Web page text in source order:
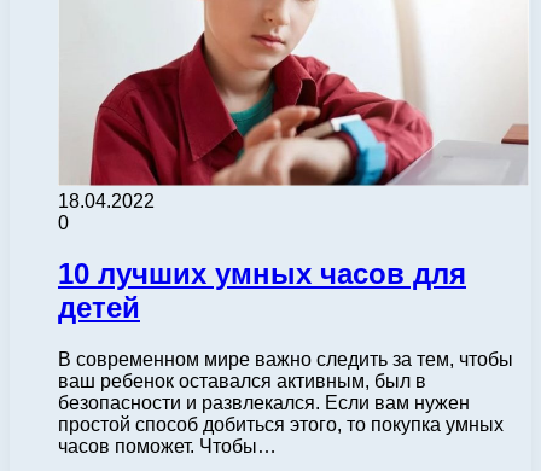
18.04.2022
0
10 лучших умных часов для
детей
В современном мире важно следить за тем, чтобы
ваш ребенок оставался активным, был в
безопасности и развлекался. Если вам нужен
простой способ добиться этого, то покупка умных
часов поможет. Чтобы…